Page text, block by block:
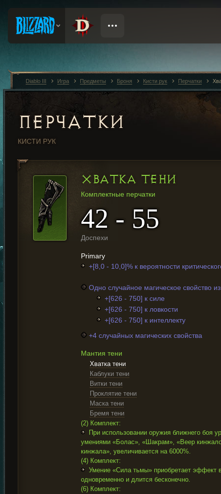
ПЕРЧАТКИ
КИСТИ РУК
ХВАТКА ТЕНИ
Комплектные перчатки
42 - 55
Доспехи
Primary
+[8,0 - 10,0]% к вероятности
Одно случайное магическое свойство
+[626 - 750] к силе
+[626 - 750] к ловкости
+[626 - 750] к интеллекту
+4 случайных магических свойства
Мантия тени
Хватка тени
Каблуки тени
Витки тени
Проклятие тени
Маска тени
Бремя тени
(2) Комплект:
При использовании оружия ближнего боя
умениями «Болас», «Шакрам», «Веер
кинжала», увеличивается на 6000%.
(4) Комплект:
Умение «Сила тьмы» приобретает эффект
одновременно и длится бесконечно.
(6) Комплект:
Diablo III Игра Предметы Броня Кисти рук Перчатки